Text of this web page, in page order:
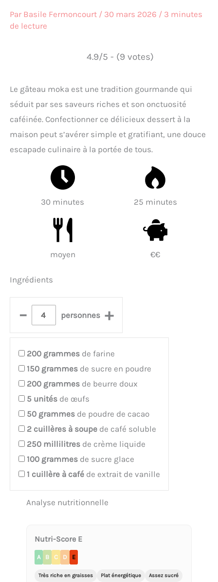
Par Basile Fermoncourt / 30 mars 2026 / 3 minutes
de lecture
4.9/5 - (9 votes)
Le gâteau moka est une tradition gourmande qui
séduit par ses saveurs riches et son onctuosité
caféinée. Confectionner ce délicieux dessert à la
maison peut s’avérer simple et gratifiant, une douce
escapade culinaire à la portée de tous.
30 minutes 25 minutes
moyen €€
Ingrédients
– personnes +
200 grammes de farine
150 grammes de sucre en poudre
200 grammes de beurre doux
5 unités de œufs
50 grammes de poudre de cacao
2 cuillères à soupe de café soluble
250 millilitres de crème liquide
100 grammes de sucre glace
1 cuillère à café de extrait de vanille
Analyse nutritionnelle
Nutri-Score E
A B C D E
Très riche en graisses Plat énergétique Assez sucré